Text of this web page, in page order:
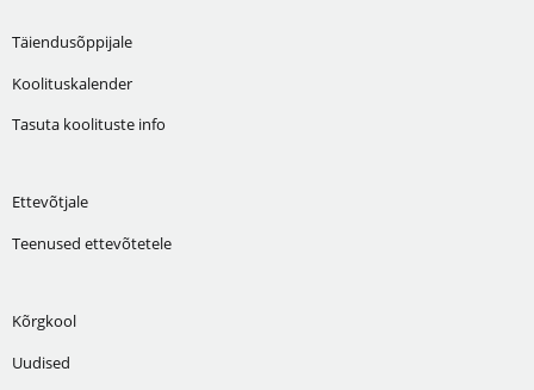
Täiendusõppijale
Koolituskalender
Tasuta koolituste info
Ettevõtjale
Teenused ettevõtetele
Kõrgkool
Uudised